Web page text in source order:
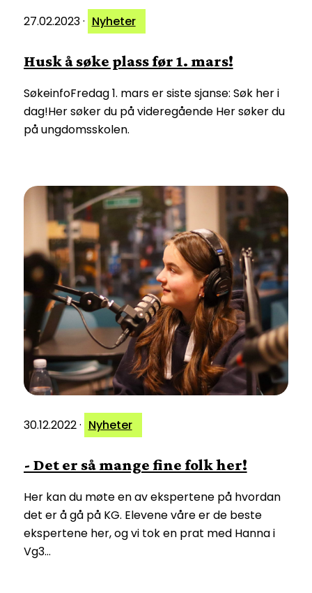
27.02.2023· Nyheter
Husk å søke plass før 1. mars!
SøkeinfoFredag 1. mars er siste sjanse: Søk her i
dag!Her søker du på videregående Her søker du
på ungdomsskolen.
30.12.2022· Nyheter
- Det er så mange fine folk her!
Her kan du møte en av ekspertene på hvordan
det er å gå på KG. Elevene våre er de beste
ekspertene her, og vi tok en prat med Hanna i
Vg3…